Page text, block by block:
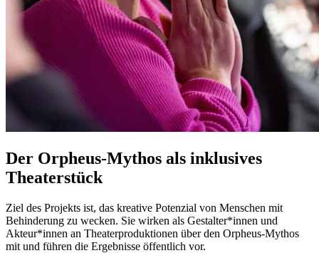
Der Orpheus-Mythos als inklusives
Theaterstück
Ziel des Projekts ist, das kreative Potenzial von Menschen mit
Behinderung zu wecken. Sie wirken als Gestalter*innen und
Akteur*innen an Theaterproduktionen über den Orpheus-Mythos
mit und führen die Ergebnisse öffentlich vor.